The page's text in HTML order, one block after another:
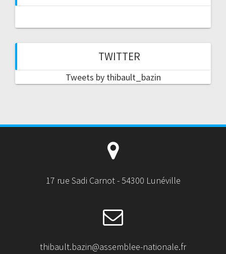
TWITTER
Tweets by thibault_bazin
17 rue Sadi Carnot - 54300 Lunéville
thibault.bazin@assemblee-nationale.fr